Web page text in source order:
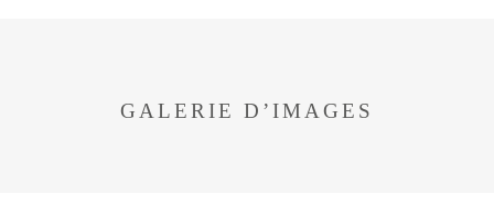
GALERIE D’IMAGES